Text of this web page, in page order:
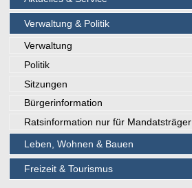
Verwaltung & Politik
Verwaltung
Politik
Sitzungen
Bürgerinformation
Ratsinformation nur für Mandatsträger
Leben, Wohnen & Bauen
Freizeit & Tourismus